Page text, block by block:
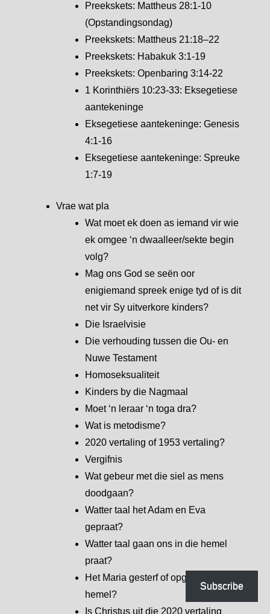
Preekskets: Mattheus 28:1-10
(Opstandingsondag)
Preekskets: Mattheus 21:18–22
Preekskets: Habakuk 3:1-19
Preekskets: Openbaring 3:14-22
1 Korinthiërs 10:23-33: Eksegetiese
aantekeninge
Eksegetiese aantekeninge: Genesis
4:1-16
Eksegetiese aantekeninge: Spreuke
1:7-19
Vrae wat pla
Wat moet ek doen as iemand vir wie
ek omgee ‘n dwaalleer/sekte begin
volg?
Mag ons God se seën oor
enigiemand spreek enige tyd of is dit
net vir Sy uitverkore kinders?
Die Israelvisie
Die verhouding tussen die Ou- en
Nuwe Testament
Homoseksualiteit
Kinders by die Nagmaal
Moet ‘n leraar ‘n toga dra?
Wat is metodisme?
2020 vertaling of 1953 vertaling?
Vergifnis
Wat gebeur met die siel as mens
doodgaan?
Watter taal het Adam en Eva
gepraat?
Watter taal gaan ons in die hemel
praat?
Het Maria gesterf of opgevaar na die
hemel?
Is Christus uit die 2020 vertaling
Subscribe